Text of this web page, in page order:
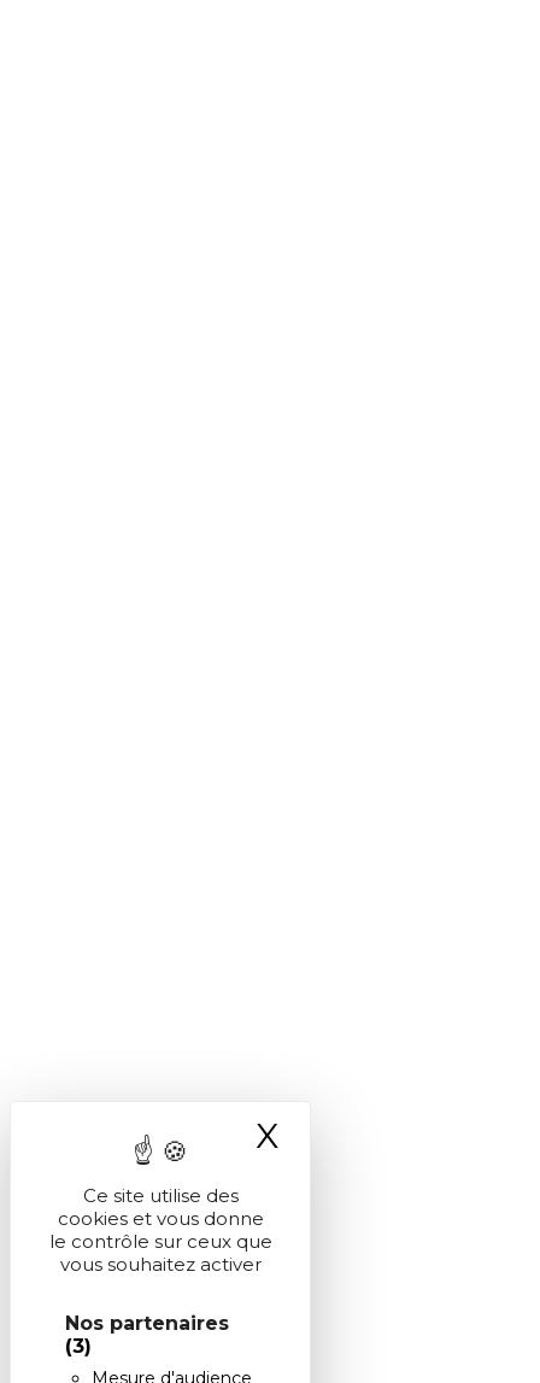
Ce site utilise des
cookies et vous donne
le contrôle sur ceux que
vous souhaitez activer
Nos partenaires
(3)
Mesure d'audience
X